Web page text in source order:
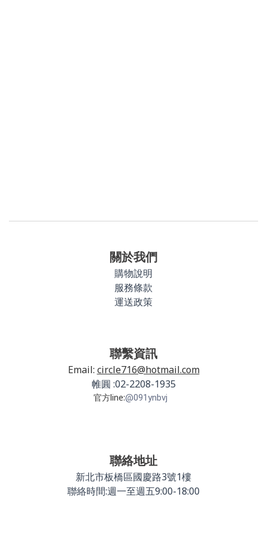
關於我們
購物說明
服務條款
運送政策
聯繫資訊
Email: circle716@hotmail.com
帷圓 :02-2208-1935
官方line:@091ynbvj
聯絡地址
新北市板橋區國慶路3號1樓
聯絡時間:週一至週五9:00-18:00